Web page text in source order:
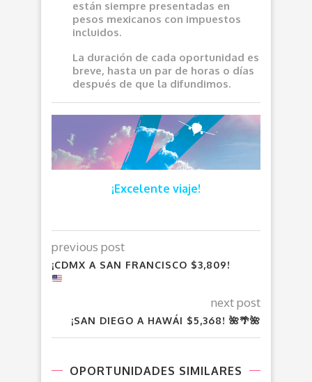
están siempre presentadas en
pesos mexicanos con impuestos
incluidos.
La duración de cada oportunidad es
breve, hasta un par de horas o días
después de que la difundimos.
¡Excelente viaje!
previous post
¡CDMX A SAN FRANCISCO $3,809!
next post
¡SAN DIEGO A HAWÁI $5,368! 🌺🌴🌺
OPORTUNIDADES SIMILARES